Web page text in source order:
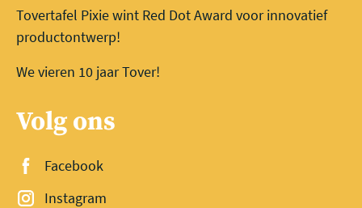
Tovertafel Pixie wint Red Dot Award voor innovatief
productontwerp!
We vieren 10 jaar Tover!
Volg ons
Facebook
Instagram